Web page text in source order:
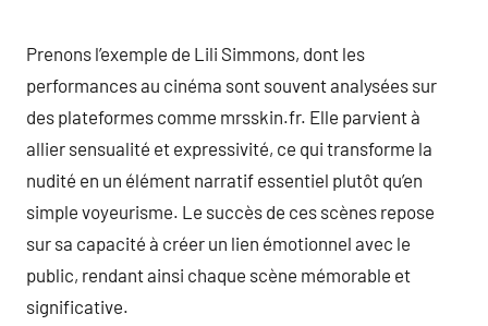
Prenons l’exemple de Lili Simmons, dont les
performances au cinéma sont souvent analysées sur
des plateformes comme mrsskin.fr. Elle parvient à
allier sensualité et expressivité, ce qui transforme la
nudité en un élément narratif essentiel plutôt qu’en
simple voyeurisme. Le succès de ces scènes repose
sur sa capacité à créer un lien émotionnel avec le
public, rendant ainsi chaque scène mémorable et
significative.